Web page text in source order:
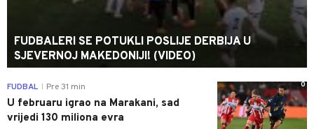
FUDBALERI SE POTUKLI POSLIJE DERBIJA U
SJEVERNOJ MAKEDONIJI! (VIDEO)
0
FUDBAL Pre 31 min
U februaru igrao na Marakani, sad
vrijedi 130 miliona evra